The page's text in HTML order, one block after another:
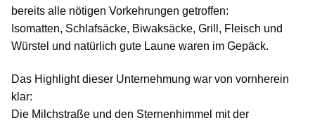
bereits alle nötigen Vorkehrungen getroffen:
Isomatten, Schlafsäcke, Biwaksäcke, Grill, Fleisch und
Würstel und natürlich gute Laune waren im Gepäck.
Das Highlight dieser Unternehmung war von vornherein
klar:
Die Milchstraße und den Sternenhimmel mit der